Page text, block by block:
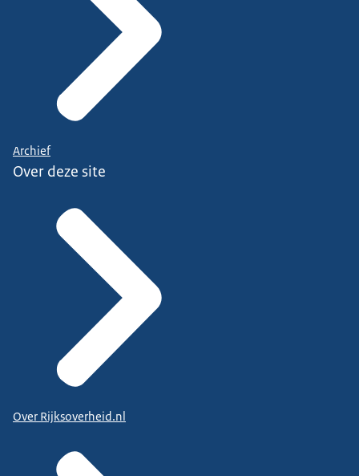
Archief
Over deze site
Over Rijksoverheid.nl